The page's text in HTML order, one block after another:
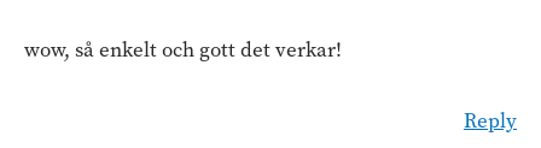
wow, så enkelt och gott det verkar!
Reply